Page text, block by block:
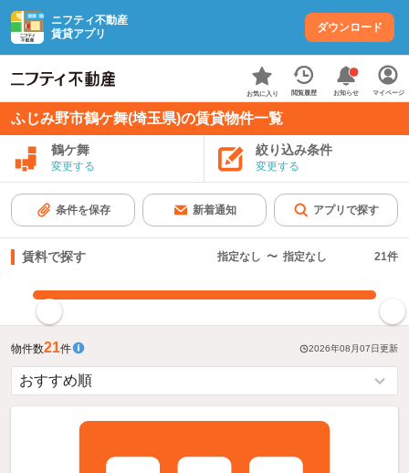
ニフティ不動産
賃貸アプリ
ダウンロード
お気に入り 閲覧履歴 お知らせ マイページ
ふじみ野市鶴ケ舞(埼玉県)の賃貸物件一覧
鶴ケ舞
変更する
絞り込み条件
変更する
条件を保存 新着通知 アプリで探す
賃料で探す 指定なし 〜 指定なし 21件
物件数21件 2026年08月07日更新